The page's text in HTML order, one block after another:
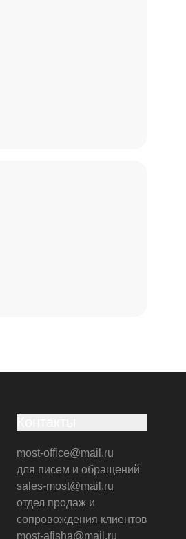
most-office@mail.ru
для писем и обращений
sales-most@mail.ru
отдел продаж и
сопровождения клиентов
most-afisha@mail.ru